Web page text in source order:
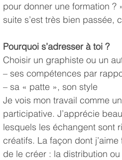
pour donner une formation ?
suite s’est très bien passée,
Pourquoi s’adresser à toi ?
Choisir un graphiste ou un
– ses compétences par
– sa « patte », son style
Je vois mon travail comme
participative. J’apprécie
lesquels les échangent sont
créatifs. La façon dont
de le créer : la distribution